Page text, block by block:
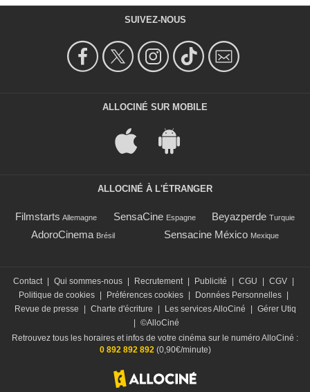
SUIVEZ-NOUS
ALLOCINÉ SUR MOBILE
ALLOCINÉ À L'ÉTRANGER
Filmstarts Allemagne SensaCine Espagne Beyazperde Turquie
AdoroCinema Brésil Sensacine México Mexique
Contact Qui sommes-nous Recrutement Publicité CGU CGV
Politique de cookies
Préférences cookies Données Personnelles
Revue de presse
Charte d'écriture Les services AlloCiné
Gérer Utiq
©AlloCiné
Retrouvez tous les horaires et infos de votre cinéma sur le numéro AlloCiné :
0 892 892 892(0,90€/minute)